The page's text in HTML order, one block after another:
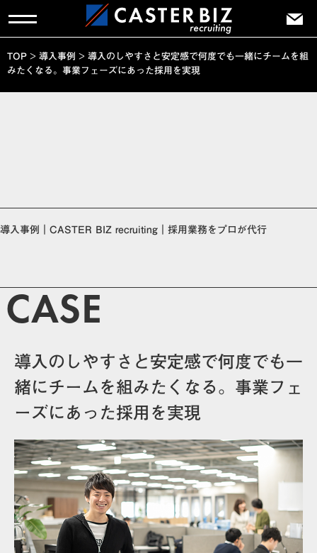
TOP > 導入事例 > 導入のしやすさと安定感で何度でも一緒にチームを組
みたくなる。事業フェーズにあった採用を実現
導入事例｜CASTER BIZ recruiting｜採用業務をプロが代行
CASE
導入のしやすさと安定感で何度でも一
緒にチームを組みたくなる。事業フェ
ーズにあった採用を実現